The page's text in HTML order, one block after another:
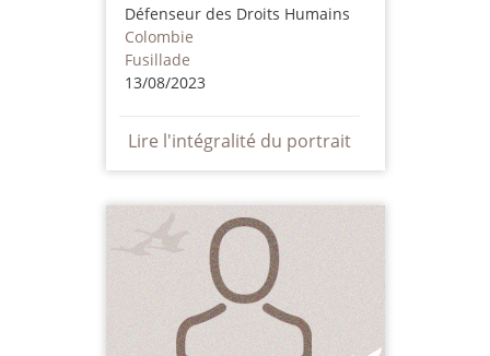
Défenseur des Droits Humains
Colombie
Fusillade
13/08/2023
Lire l'intégralité du portrait